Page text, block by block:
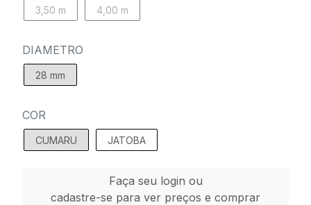
3,50 m 4,00 m
DIAMETRO
28 mm
COR
CUMARU JATOBA
Faça seu login ou
cadastre-se para ver preços e comprar